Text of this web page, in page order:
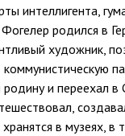
интеллигента,
родился в
художник,
коммунистическую
и переехал в
в музеях, в